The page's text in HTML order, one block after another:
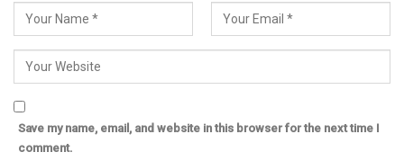
Save my name, email, and website in this browser for the next time I
comment.